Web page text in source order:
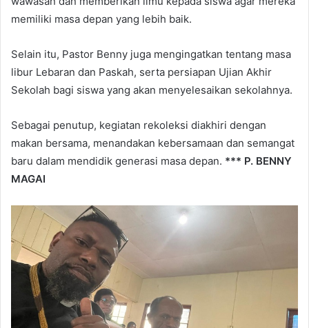
memiliki masa depan yang lebih baik.
Selain itu, Pastor Benny juga mengingatkan tentang masa
libur Lebaran dan Paskah, serta persiapan Ujian Akhir
Sekolah bagi siswa yang akan menyelesaikan sekolahnya.
Sebagai penutup, kegiatan rekoleksi diakhiri dengan
makan bersama, menandakan kebersamaan dan semangat
baru dalam mendidik generasi masa depan. *** P. BENNY
MAGAI